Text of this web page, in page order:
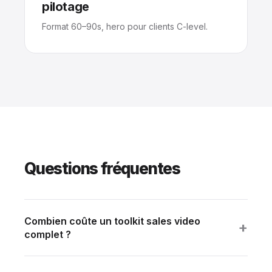
pilotage
Format 60–90s, hero pour clients C-level.
Questions fréquentes
Combien coûte un toolkit sales video
complet ?
+